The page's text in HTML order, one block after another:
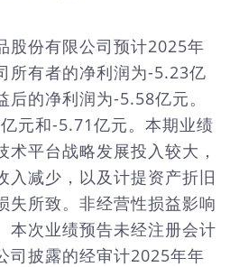
股份有限公司预计2025年
所有者的净利润为-5.23亿
的净利润为-5.58亿元。
元和-5.71亿元。本期业绩
平台战略发展投入较大，
入减少，以及计提资产折旧
失所致。非经营性损益影响
本次业绩预告未经注册会计
司披露的经审计2025年年